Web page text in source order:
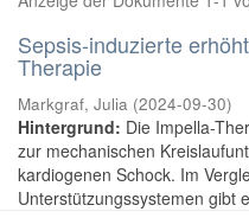
Sepsis-induzierte
Therapie
Markgraf, Julia (2024-09-30)
Hintergrund: Die Impella-
zur mechanischen
kardiogenen Schock. Im
Unterstützungssystemen gibt